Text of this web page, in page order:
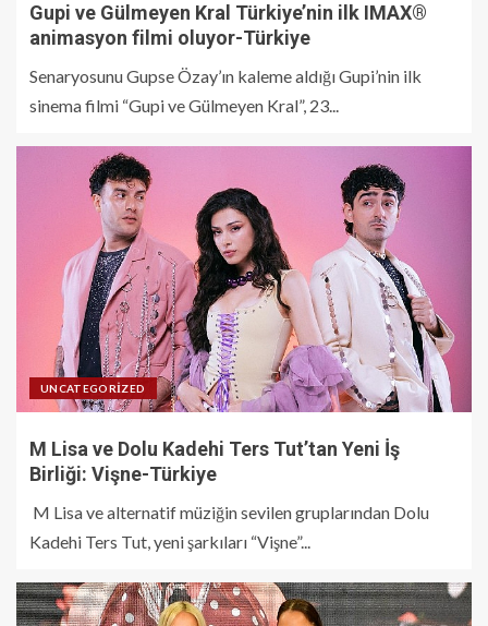
Gupi ve Gülmeyen Kral Türkiye’nin ilk IMAX®
animasyon filmi oluyor-Türkiye
Senaryosunu Gupse Özay’ın kaleme aldığı Gupi’nin ilk
sinema filmi “Gupi ve Gülmeyen Kral”, 23...
UNCATEGORIZED
M Lisa ve Dolu Kadehi Ters Tut’tan Yeni İş
Birliği: Vişne-Türkiye
M Lisa ve alternatif müziğin sevilen gruplarından Dolu
Kadehi Ters Tut, yeni şarkıları “Vişne”...